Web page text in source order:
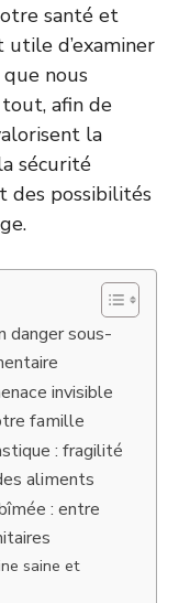
santé et
d’examiner
nous
afin de
la
sécurité
des possibilités
danger sous-
invisible
famille
: fragilité
aliments
: entre
saine et